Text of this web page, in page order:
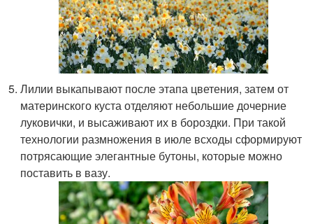
Лилии выкапывают после этапа цветения, затем от
материнского куста отделяют небольшие дочерние
луковички, и высаживают их в бороздки. При такой
технологии размножения в июле всходы сформируют
потрясающие элегантные бутоны, которые можно
поставить в вазу.